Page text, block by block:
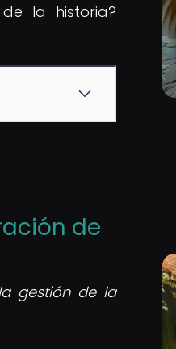
la historia?
de
gestión de la